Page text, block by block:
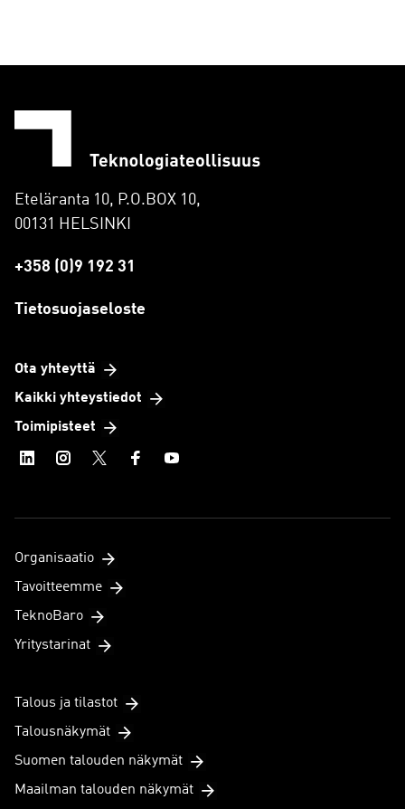
Eteläranta 10, P.O.BOX 10,
00131 HELSINKI
+358 (0)9 192 31
Tietosuojaseloste
Ota yhteyttä
Kaikki yhteystiedot
Toimipisteet
Organisaatio
Tavoitteemme
TeknoBaro
Yritystarinat
Talous ja tilastot
Talousnäkymät
Suomen talouden näkymät
Maailman talouden näkymät